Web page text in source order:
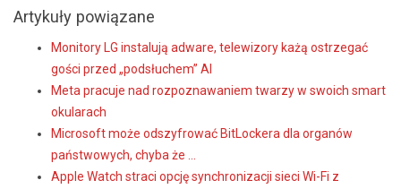
Artykuły powiązane
Monitory LG instalują adware, telewizory każą ostrzegać
gości przed „podsłuchem” AI
Meta pracuje nad rozpoznawaniem twarzy w swoich smart
okularach
Microsoft może odszyfrować BitLockera dla organów
państwowych, chyba że ...
Apple Watch straci opcję synchronizacji sieci Wi-Fi z